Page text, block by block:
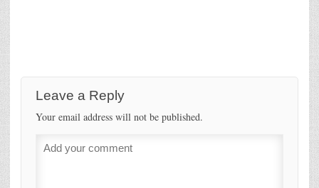
Leave a Reply
Your email address will not be published.